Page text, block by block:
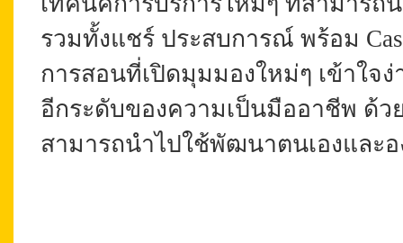
รวมทั้งแชร์ ประสบการณ์ พร้อม
การสอนที่เปิดมุมมองใหม่ๆ เข้าใจ
อีกระดับของความเป็นมืออาชีพ ด้
สามารถนำไปใช้พัฒนาตนเองและอ